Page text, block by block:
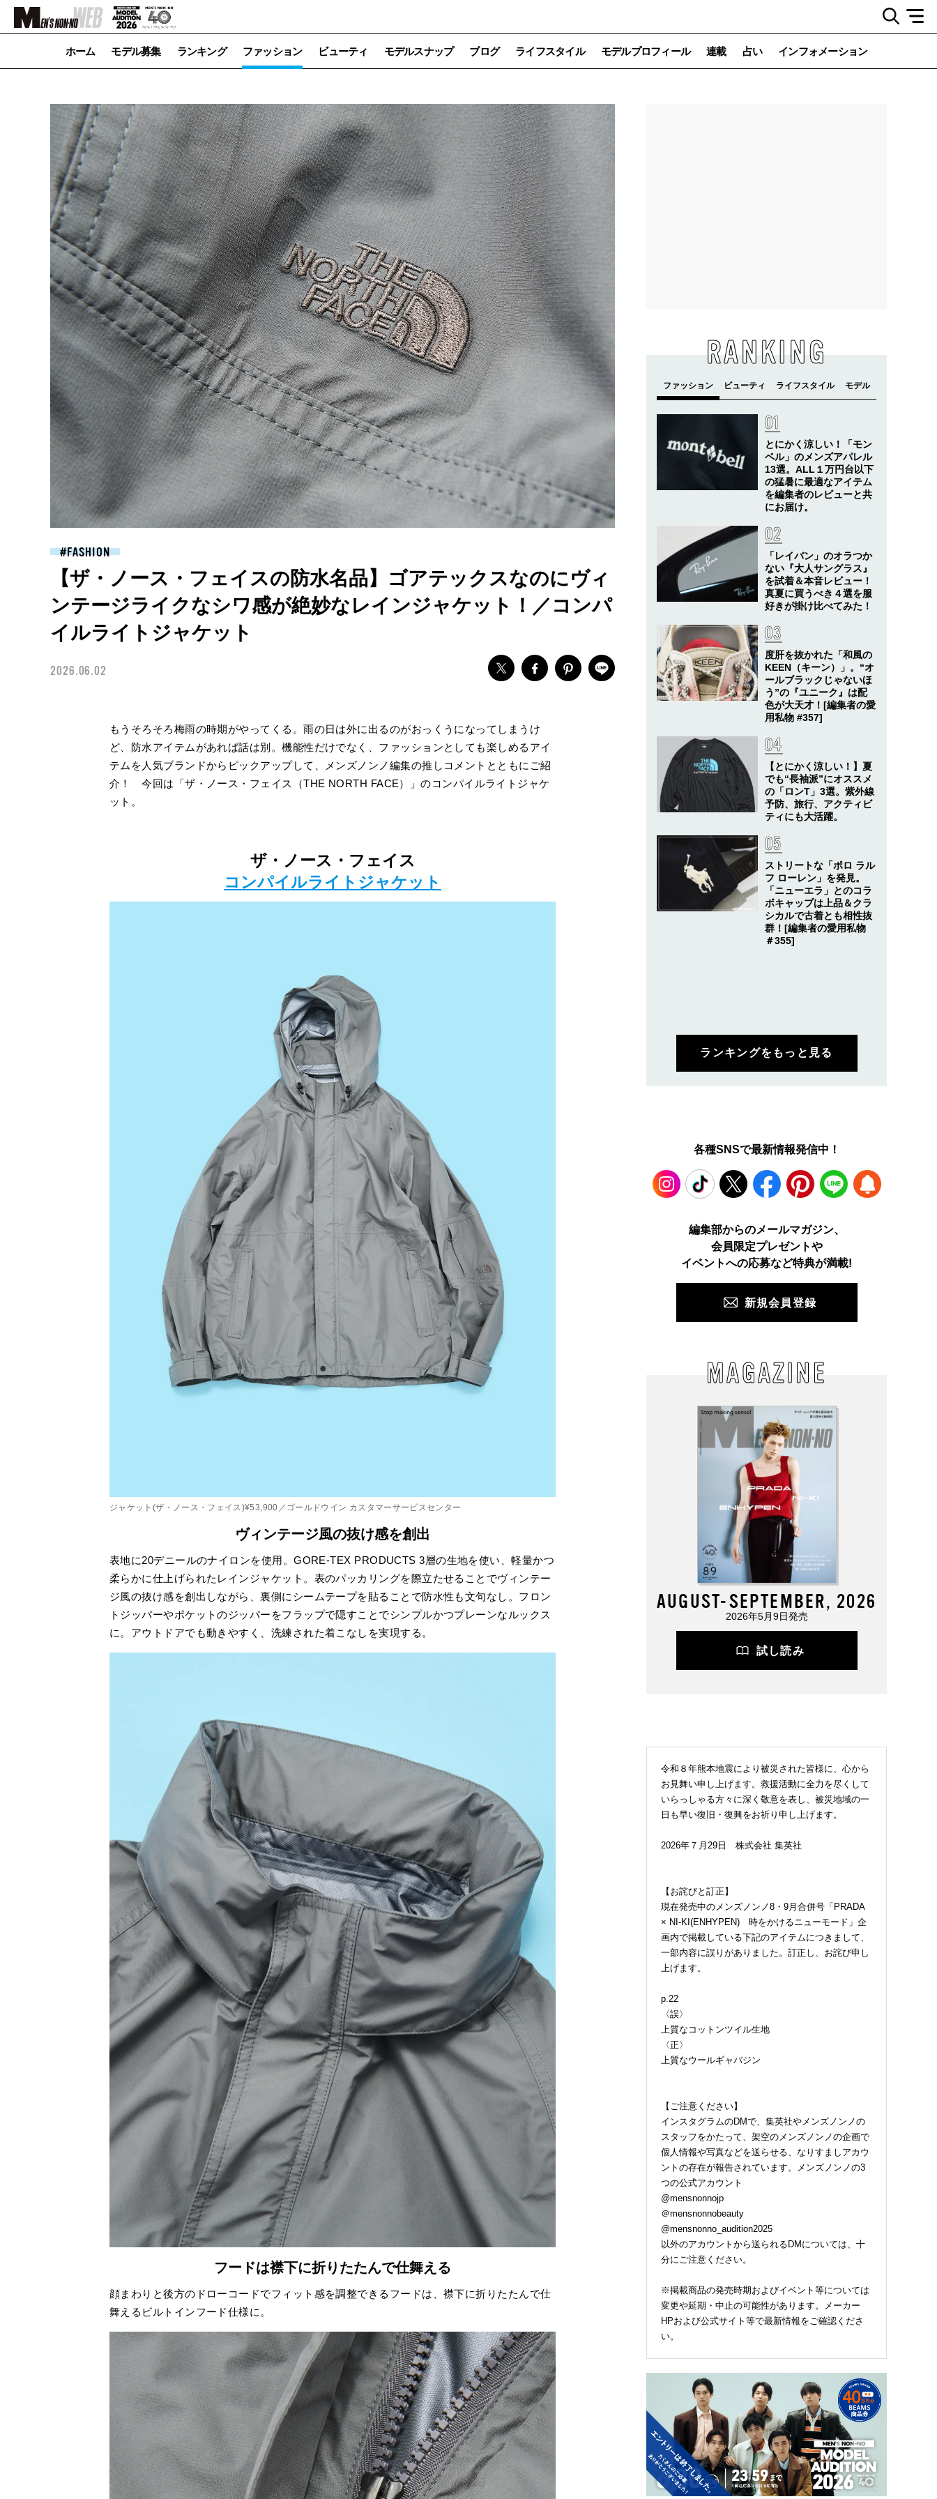
ホーム モデル募集 ランキング ファッション ビューティ モデルスナップ ブログ ライフスタイル モデルプロフィール 連載 占い インフォメーション
FASHION
【ザ・ノース・フェイスの防水名品】ゴアテックスなのにヴィ
ンテージライクなシワ感が絶妙なレインジャケット！／コンパ
イルライトジャケット
2026.06.02
もうそろそろ梅雨の時期がやってくる。雨の日は外に出るのがおっくうになってしまうけ
ど、防水アイテムがあれば話は別。機能性だけでなく、ファッションとしても楽しめるアイ
テムを人気ブランドからピックアップして、メンズノンノ編集の推しコメントとともにご紹
介！ 今回は「ザ・ノース・フェイス（THE NORTH FACE）」のコンパイルライトジャケ
ット。
ザ・ノース・フェイス
コンパイルライトジャケット
ジャケット(ザ・ノース・フェイス)¥53,900／ゴールドウイン カスタマーサービスセンター
ヴィンテージ風の抜け感を創出
表地に20デニールのナイロンを使用。GORE-TEX PRODUCTS 3層の生地を使い、軽量かつ
柔らかに仕上げられたレインジャケット。表のパッカリングを際立たせることでヴィンテー
ジ風の抜け感を創出しながら、裏側にシームテープを貼ることで防水性も文句なし。フロン
トジッパーやポケットのジッパーをフラップで隠すことでシンプルかつプレーンなルックス
に。アウトドアでも動きやすく、洗練された着こなしを実現する。
フードは襟下に折りたたんで仕舞える
顔まわりと後方のドローコードでフィット感を調整できるフードは、襟下に折りたたんで仕
舞えるビルトインフード仕様に。
RANKING
とにかく涼しい！「モン
ベル」のメンズアパレル
13選。ALL１万円台以下
の猛暑に最適なアイテム
を編集者のレビューと共
にお届け。
「レイバン」のオラつか
ない『大人サングラス』
を試着＆本音レビュー！
真夏に買うべき４選を服
好きが掛け比べてみた！
度肝を抜かれた「和風の
KEEN（キーン）」。“オ
ールブラックじゃないほ
う”の『ユニーク』は配
色が大天才！[編集者の愛
用私物 #357]
【とにかく涼しい！】夏
でも“長袖派”にオススメ
の「ロンT」3選。紫外線
予防、旅行、アクティビ
ティにも大活躍。
ストリートな「ポロ ラル
フ ローレン」を発見。
「ニューエラ」とのコラ
ボキャップは上品＆クラ
シカルで古着とも相性抜
群！[編集者の愛用私物
＃355]
ランキングをもっと見る
各種SNSで最新情報発信中！
TikTok Facebook Pinterest LINE
編集部からのメールマガジン、
会員限定プレゼントや
イベントへの応募など特典が満載!
新規会員登録
MAGAZINE
AUGUST-SEPTEMBER, 2026
2026年5月9日発売
試し読み
令和８年熊本地震により被災された皆様に、心から
お見舞い申し上げます。救援活動に全力を尽くして
いらっしゃる方々に深く敬意を表し、被災地域の一
日も早い復旧・復興をお祈り申し上げます。
2026年７月29日 株式会社 集英社
【お詫びと訂正】
現在発売中のメンズノンノ8・9月合併号「PRADA
× NI-KI(ENHYPEN) 時をかけるニューモード」企
画内で掲載している下記のアイテムにつきまして、
一部内容に誤りがありました。訂正し、お詫び申し
上げます。
p.22
〈誤〉
上質なコットンツイル生地
〈正〉
上質なウールギャバジン
【ご注意ください】
インスタグラムのDMで、集英社やメンズノンノの
スタッフをかたって、架空のメンズノンノの企画で
個人情報や写真などを送らせる、なりすましアカウ
ントの存在が報告されています。メンズノンノの3
つの公式アカウント
@mensnonnojp
＠mensnonnobeauty
@mensnonno_audition2025
以外のアカウントから送られるDMについては、十
分にご注意ください。
※掲載商品の発売時期およびイベント等については
変更や延期・中止の可能性があります。メーカー
HPおよび公式サイト等で最新情報をご確認くださ
い。